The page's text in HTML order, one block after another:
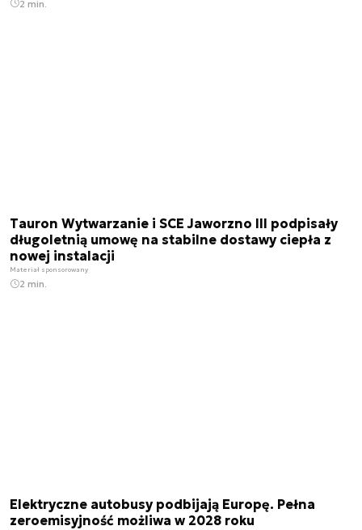
2 min.
Tauron Wytwarzanie i SCE Jaworzno III podpisały
długoletnią umowę na stabilne dostawy ciepła z
nowej instalacji
Materiał sponsorowany
2 min.
Elektryczne autobusy podbijają Europę. Pełna
zeroemisyjność możliwa w 2028 roku